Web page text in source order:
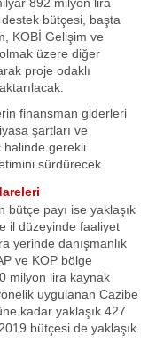
bütçesi, başta
KOBİ Gelişim ve
üzere diğer
proje odaklı
finansman giderleri
şartları ve
halinde gerekli
sürdürecek.
bütçe payı ise yaklaşık
il düzeyinde faaliyet
yerinde danışmanlık
ve KOP bölge
milyon lira kaynak
uygulanan Cazibe
kadar yaklaşık 427
bütçesi de yaklaşık